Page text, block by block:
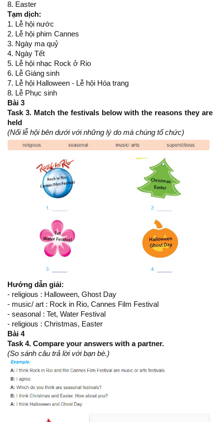
8. Easter
Tạm dịch:
1. Lễ hội nước
2. Lễ hội phim Cannes
3. Ngày ma quỷ
4. Ngày Tết
5. Lễ hội nhạc Rock ở Rio
6. Lễ Giáng sinh
7. Lễ hội Halloween - Lễ hội Hóa trang
8. Lễ Phục sinh
Bài 3
Task 3. Match the festivals below with the reasons they are
held
(Nối lễ hội bên dưới với những lý do mà chúng tổ chức)
Hướng dẫn giải:
- religious : Halloween, Ghost Day
- music/ art : Rock in Rio, Cannes Film Festival
- seasonal : Tet, Water Festival
- religious : Christmas, Easter
Bài 4
Task 4. Compare your answers with a partner.
(So sánh câu trả lời với bạn bè.)